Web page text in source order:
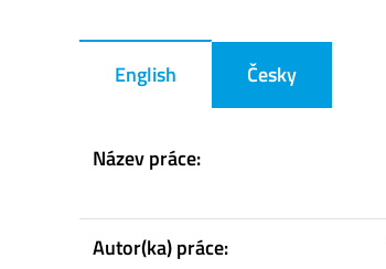
English Česky
Název práce:
Autor(ka) práce: